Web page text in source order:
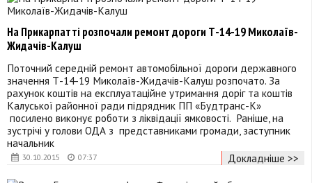
30.10.2015 07:37
На Прикарпатті розпочали ремонт дороги Т-14-19 Миколаїв-
Жидачів-Калуш
Поточний середній ремонт автомобільної дороги державного
значення Т-14-19 Миколаїв-Жидачів-Калуш розпочато. За
рахунок коштів на експлуатаційне утримання доріг та коштів
Калуської районної ради підрядник ПП «Будтранс-К»
посилено виконує роботи з ліквідації ямковості. Раніше, на
зустрічі у голови ОДА з представниками громади, заступник
начальник
Докладніше >>